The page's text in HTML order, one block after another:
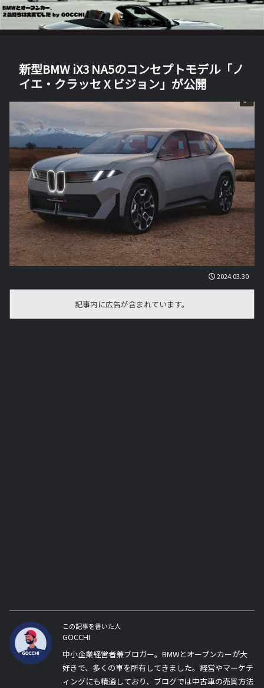
新型BMW iX3 NA5のコンセプトモデル「ノ
イエ・クラッセ X ビジョン」が公開
2024.03.30
記事内に広告が含まれています。
この記事を書いた人
GOCCHI
中小企業経営者兼ブロガー。BMWとオープンカーが大
好きで、多くの車を所有してきました。経営やマーケテ
ィングにも精通しており、ブログでは中古車の売買方法